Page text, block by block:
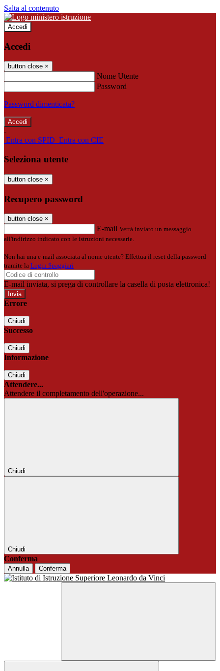
Salta al contenuto
Accedi
Accedi
button close ×
Nome Utente
Password
Password dimenticata?
-
Entra con SPID Entra con CIE
Seleziona utente
button close ×
Recupero password
button close ×
E-mail Verrà inviato un messaggio
all'indirizzo indicato con le istruzioni necessarie.
Non hai una e-mail associata al nome utente? Effettua il reset della password
tramite la Login Spaggiari
E-mail inviata, si prega di controllare la casella di posta elettronica!
Errore
Chiudi
Successo
Chiudi
Informazione
Chiudi
Attendere...
Attendere il completamento dell'operazione...
Chiudi
Chiudi
Conferma
Annulla Conferma